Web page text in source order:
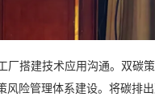
搭建技术应用沟通。双碳
风险管理体系建设。将碳排